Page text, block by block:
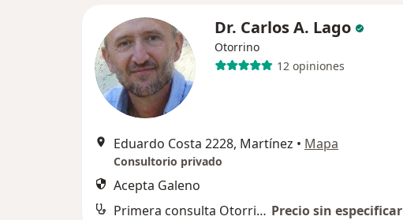
Dr. Carlos A. Lago
Otorrino
12 opiniones
Eduardo Costa 2228, Martínez • Mapa
Consultorio privado
Acepta Galeno
Primera consulta Otorrinolaringología Precio sin especificar